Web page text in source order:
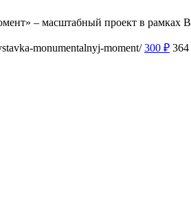
– масштабный проект в рамках
monumentalnyj-moment/ 300 ₽ 364